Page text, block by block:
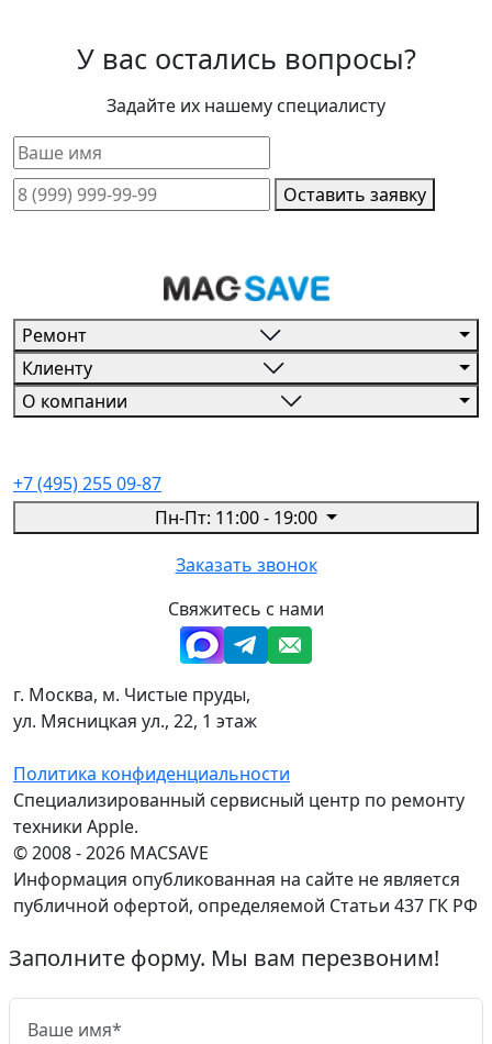
У вас остались вопросы?
Задайте их нашему специалисту
Оставить заявку
Ремонт
Клиенту
О компании
+7 (495) 255 09-87
Пн-Пт: 11:00 - 19:00
Заказать звонок
Свяжитесь с нами
г. Москва, м. Чистые пруды,
ул. Мясницкая ул., 22, 1 этаж
Политика конфиденциальности
Специализированный сервисный центр по ремонту
техники Apple.
© 2008 - 2026 MACSAVE
Информация опубликованная на сайте не является
публичной офертой, определяемой Статьи 437 ГК РФ
Заполните форму. Мы вам перезвоним!